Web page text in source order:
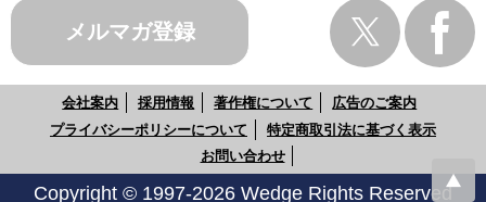
メルマガ登録
会社案内 採用情報 著作権について
広告のご案内
プライバシーポリシーについて
特定商取引法に基づく表示
お問い合わせ
Copyright © 1997-2026 Wedge Rights Reserved